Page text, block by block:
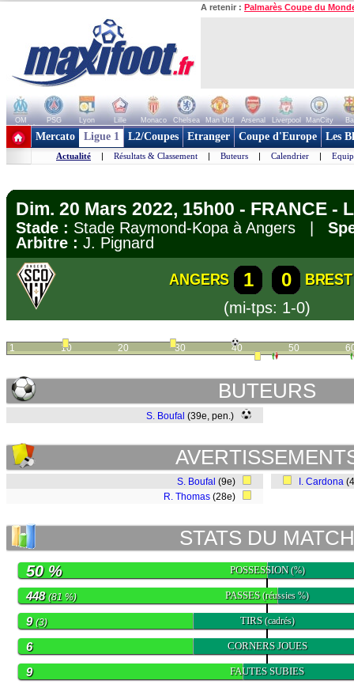
A retenir : Palmarès Coupe du
OM PSG Lyon Lille Monaco Chelsea Man Utd Arsenal Liverpool ManCity
+ de clubs
Mercato Ligue 1 L2/Coupes Etranger Coupe d'Europe Les
Actualité | Résultats & Classement | Buteurs | Calendrier |
Dim. 20 Mars 2022, 15h00 - FRANCE -
Stade : Stade Raymond-Kopa à Angers |
Arbitre : J. Pignard
ANGERS 1 0
BREST
(mi-tps: 1-0)
1 10 20 30 40 50
BUTEURS
S. Boufal (39e, pen.)
S. Boufal (9e)
R. Thomas (28e)
I. Cardona
STATS DU MATCH
POSSESSION(%)
50 %
PASSES(réussies %)
448(81 %)
TIRS(cadrés)
9(3)
CORNERS JOUES
6
FAUTES SUBIES
9